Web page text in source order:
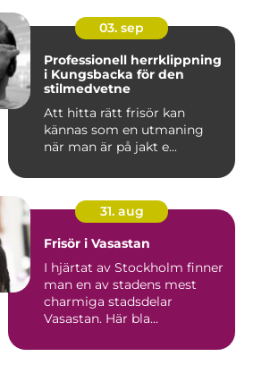
03. sep
Professionell herrklippning
i Kungsbacka för den
stilmedvetne
Att hitta rätt frisör kan
kännas som en utmaning
när man är på jakt e...
31. aug
Frisör i Vasastan
I hjärtat av Stockholm finner
man en av stadens mest
charmiga stadsdelar
Vasastan. Här bla...